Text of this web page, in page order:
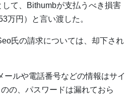
て、Bithumbが支払うべき損害
万円）と言い渡した。
氏の請求については、却下され
ールや電話番号などの情報はサイ
の、パスワードは漏れておら